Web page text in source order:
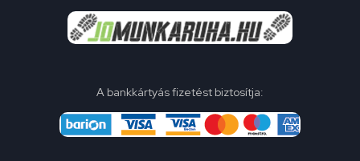
A bankkártyás fizetést biztosítja: